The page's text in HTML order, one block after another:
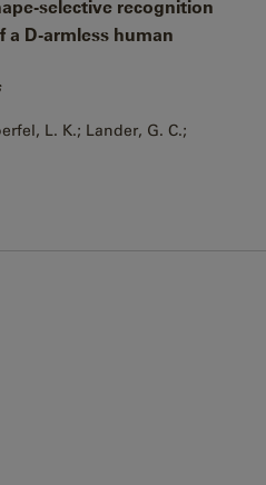
selective recognition
D-armless human
L. K.; Lander, G. C.;